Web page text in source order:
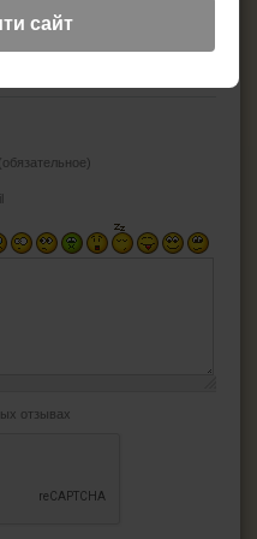
отзывах
сайт